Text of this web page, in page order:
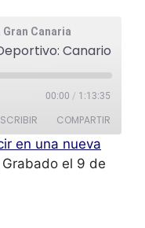
Canaria
00:00 / 1:13:35
COMPARTIR
en una nueva
Grabado el 9 de